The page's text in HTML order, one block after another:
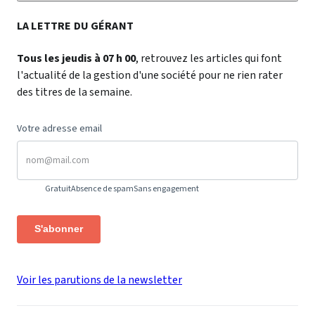
LA LETTRE DU GÉRANT
Tous les jeudis à 07 h 00, retrouvez les articles qui font
l'actualité de la gestion d'une société pour ne rien rater
des titres de la semaine.
Votre adresse email
GratuitAbsence de spamSans engagement
S'abonner
Voir les parutions de la newsletter